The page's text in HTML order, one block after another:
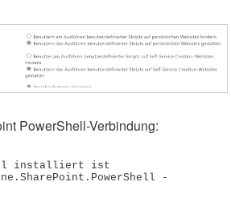
PowerShell-Verbindung:
installiert ist
-